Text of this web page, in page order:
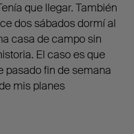
que llegar. También
dos sábados dormí al
casa de campo sin
El caso es que
pasado fin de semana
mis planes